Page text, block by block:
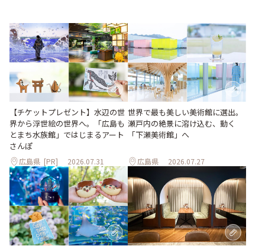
【チケットプレゼント】水辺の世
界から浮世絵の世界へ。「広島も
とまち水族館」ではじまるアート
さんぽ
広島県 [PR] 2026.07.31
世界で最も美しい美術館に選出。
瀬戸内の絶景に溶け込む、動く
「下瀬美術館」へ
広島県 2026.07.27